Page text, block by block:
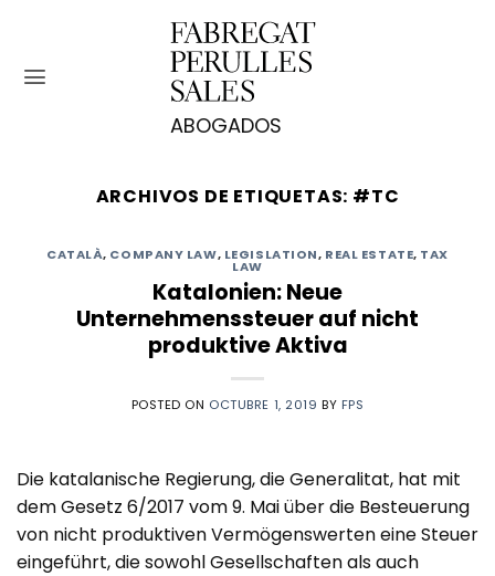
contenido
ARCHIVOS DE ETIQUETAS: #TC
CATALÀ, COMPANY LAW, LEGISLATION, REAL ESTATE, TAX
LAW
Katalonien: Neue
Unternehmenssteuer auf nicht
produktive Aktiva
POSTED ON OCTUBRE 1, 2019 BY FPS
Die katalanische Regierung, die Generalitat, hat mit
dem Gesetz 6/2017 vom 9. Mai über die Besteuerung
von nicht produktiven Vermögenswerten eine Steuer
eingeführt, die sowohl Gesellschaften als auch